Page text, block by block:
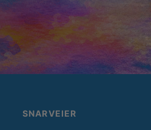
SNARVEIER